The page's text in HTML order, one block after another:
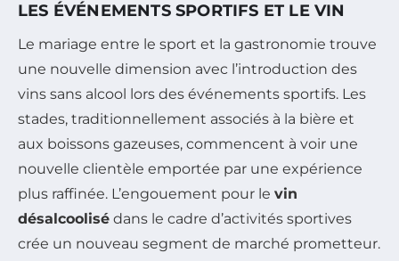
LES ÉVÉNEMENTS SPORTIFS ET LE VIN
Le mariage entre le sport et la gastronomie trouve
une nouvelle dimension avec l’introduction des
vins sans alcool lors des événements sportifs. Les
stades, traditionnellement associés à la bière et
aux boissons gazeuses, commencent à voir une
nouvelle clientèle emportée par une expérience
plus raffinée. L’engouement pour le vin
désalcoolisé dans le cadre d’activités sportives
crée un nouveau segment de marché prometteur.